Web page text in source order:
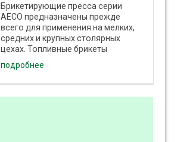
Брикетирующие пресса серии
AECO предназначены прежде
всего для применения на мелких,
средних и крупных столярных
цехах. Топливные брикеты
производятся из древесных
отходов влажностью от 8 до 15%
подробнее